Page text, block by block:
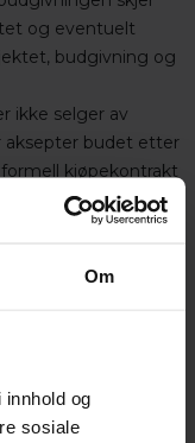
Om
og
sosiale
og eventuelt
budgivning og
ikke selger av
aksepter budet etter
kjøpekontrakt
(selger).
kontroll kanikke